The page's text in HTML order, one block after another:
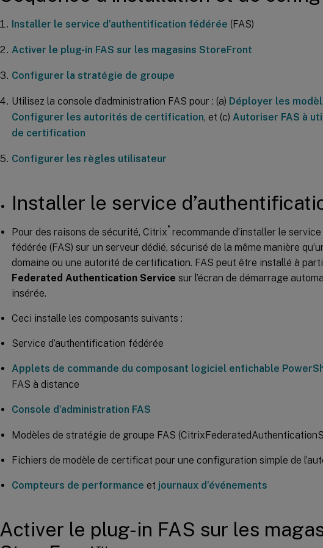
Installer le service d’authentification fédérée (FAS)
Activer le plug-in FAS sur les magasins StoreFront
Configurer la stratégie de groupe
Utilisez la console d’administration FAS pour : (a) Déployer les
Configurer les autorités de certification, et (c) Autoriser FAS à
de certification
Configurer les règles utilisateur
Installer le service
Pour des raisons de sécurité, Citrix ® recommande d’installer le
fédérée (FAS) sur un serveur dédié, sécurisé de la même manière
domaine ou une autorité de certification. FAS peut être installé à
Federated Authentication Service sur l’écran de démarrage
insérée.
Ceci installe les composants suivants :
Service d’authentification fédérée
Applets de commande du composant logiciel enfichable
FAS à distance
Console d’administration FAS
Modèles de stratégie de groupe FAS
Fichiers de modèle de certificat pour une configuration simple de
Compteurs de performance et journaux d’événements
Activer le plug-in FAS sur les